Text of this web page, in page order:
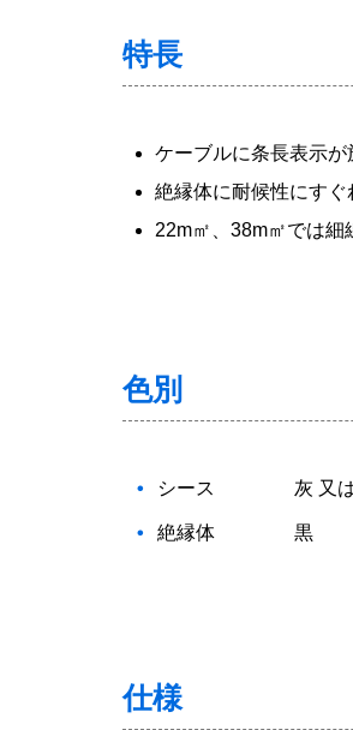
特長
ケーブルに条長表示が
絶縁体に耐候性にすぐ
22m㎡、38m㎡では細
色別
シース 灰 又
絶縁体 黒
仕様